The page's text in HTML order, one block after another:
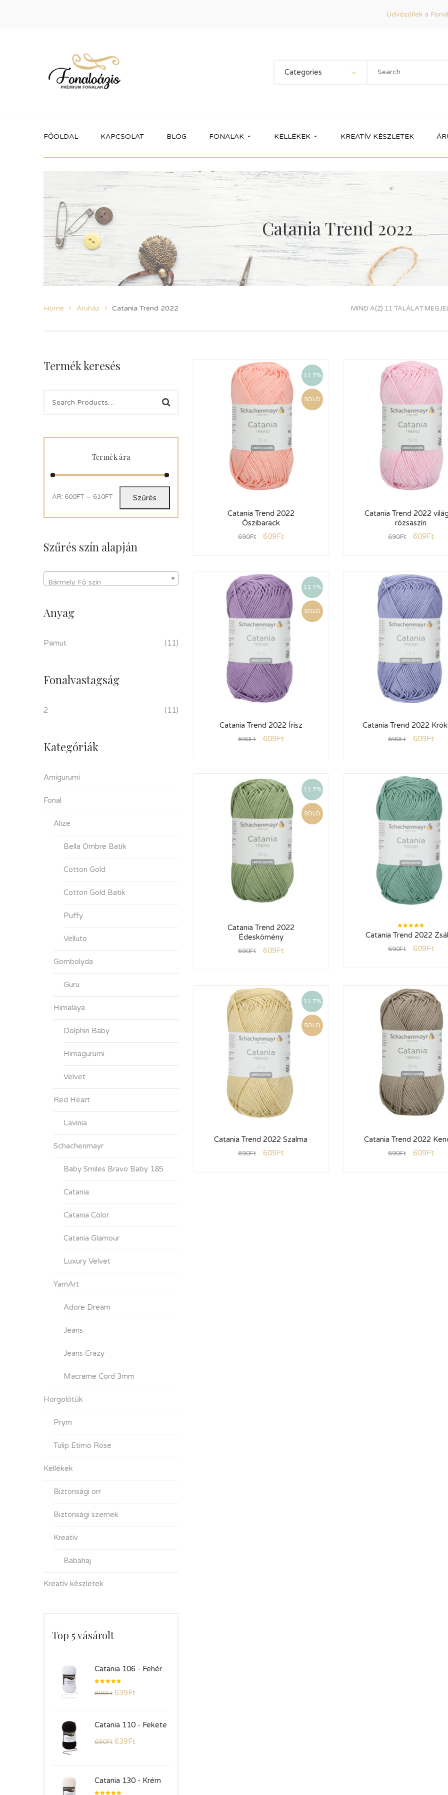
Üdvözöllek a
Categories
FŐOLDAL KAPCSOLAT BLOG FONALAK KELLÉKEK KREATÍV KÉSZLETEK
Itt megtalálhatod a fonaloázis által
forgalmazott összes terméket
Catania Trend 2022
Home Áruház Catania Trend 2022 MIND A(Z) 11 TALÁLAT
Termék keresés
Termék ára
Szűrés
ÁR: 600FT — 610FT
Szűrés szín alapján
Bármely Fő szín
Anyag
Pamut (11)
Fonalvastagság
2 (11)
Kategóriák
Amigurumi
Fonal
Alize
Bella Ombre Batik
Cotton Gold
Cotton Gold Batik
Puffy
Velluto
Gombolyda
Guru
Himalaya
Dolphin Baby
Himagurumi
Velvet
Red Heart
Lavinia
Schachenmayr
Baby Smiles Bravo Baby 185
Catania
Catania Color
Catania Glamour
Luxury Velvet
YarnArt
Adore Dream
Jeans
Jeans Crazy
Macrame Cord 3mm
Horgolótűk
Prym
Tulip Etimo Rose
Kellékek
Biztonsági orr
Biztonsági szemek
Kreatív
Babahaj
Kreatív készletek
Top 5 vásárolt
Catania 106 - Fehér
4.83/ 5
690Ft 639 Ft
Catania 110 - Fekete
690Ft 639 Ft
Catania 130 - Krém
11.7%
SOLD
Catania Trend 2022
Őszibarack
690Ft 609Ft
Catania Trend 2022
rózsaszín
690Ft 609Ft
11.7%
SOLD
Catania Trend 2022 Írisz
690Ft 609Ft
Catania Trend 2022
690Ft 609Ft
11.7%
SOLD
Catania Trend 2022
Édeskömény
690Ft 609Ft
Értékelés:
5.00/ 5
Catania Trend 2022
690Ft 609Ft
11.7%
SOLD
Catania Trend 2022 Szalma
690Ft 609Ft
Catania Trend 2022
690Ft 609Ft